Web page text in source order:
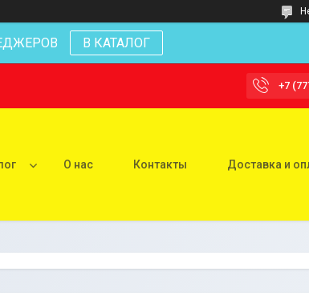
В КАТАЛОГ
+7
О нас Контакты Доставка и